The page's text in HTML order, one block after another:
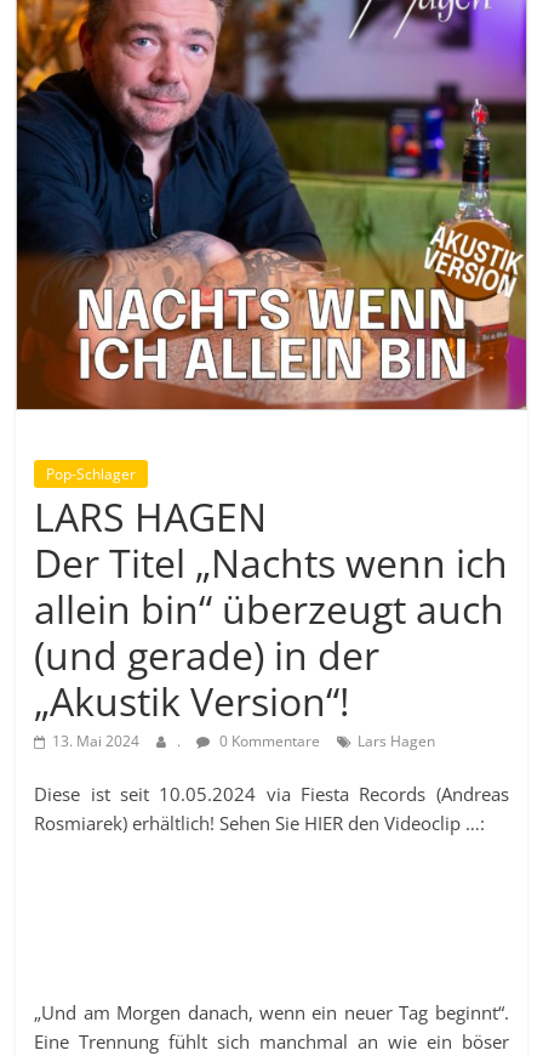
Pop-Schlager
LARS HAGEN
Der Titel „Nachts wenn ich
allein bin“ überzeugt auch
(und gerade) in der
„Akustik Version“!
13. Mai 2024 . 0 Kommentare Lars Hagen
Diese ist seit 10.05.2024 via Fiesta Records (Andreas
Rosmiarek) erhältlich! Sehen Sie HIER den Videoclip …:
„Und am Morgen danach, wenn ein neuer Tag beginnt“.
Eine Trennung fühlt sich manchmal an wie ein böser